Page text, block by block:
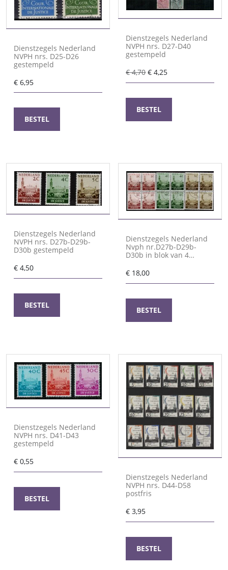
Dienstzegels Nederland
NVPH nrs. D25-D26
gestempeld
€ 6,95
BESTEL
Dienstzegels Nederland
NVPH nrs. D27-D40
gestempeld
€4,70Oorspronkelijke
prijs
€ 4,70.
€ 4,25Huidige
prijs
BESTEL
Dienstzegels Nederland
NVPH nrs. D27b-D29b-
D30b gestempeld
€ 4,50
BESTEL
Dienstzegels Nederland
Nvph nr.D27b-D29b-
D30b in blok van 4
€ 18,00
BESTEL
Dienstzegels Nederland
NVPH nrs. D41-D43
gestempeld
€ 0,55
BESTEL
Dienstzegels Nederland
NVPH nrs. D44-D58
postfris
€ 3,95
BESTEL